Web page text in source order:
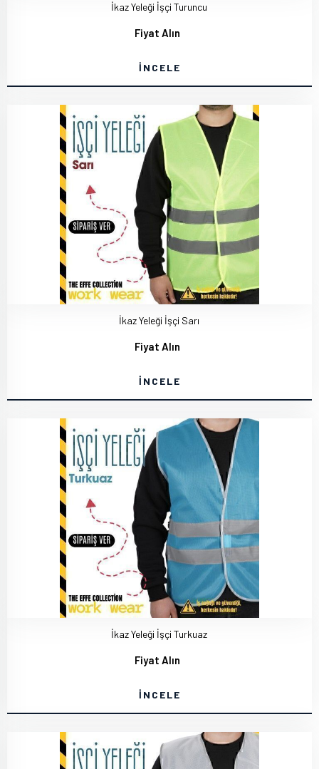
İkaz Yeleği İşçi Turuncu
Fiyat Alın
İNCELE
İkaz Yeleği İşçi Sarı
Fiyat Alın
İNCELE
İkaz Yeleği İşçi Turkuaz
Fiyat Alın
İNCELE